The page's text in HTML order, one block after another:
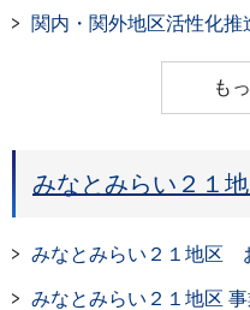
関内・関外地区活性化推
も
みなとみらい２１
みなとみらい２１地区
みなとみらい２１地区